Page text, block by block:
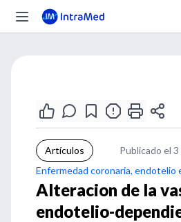
Artículos
Publicado el
Enfermedad coronaria, endotelio
Alteracion de la
endotelio-